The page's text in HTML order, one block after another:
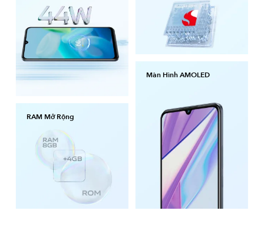
RAM Mở Rộng
Màn Hình AMOLED